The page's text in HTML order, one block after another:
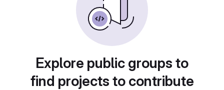
Explore public groups to
find projects to contribute